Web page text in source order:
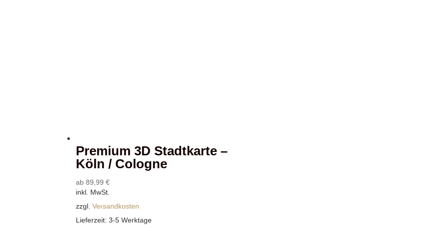
Premium 3D Stadtkarte –
Köln / Cologne
ab89,99€
inkl. MwSt.
zzgl.Versandkosten
Lieferzeit:3-5 Werktage